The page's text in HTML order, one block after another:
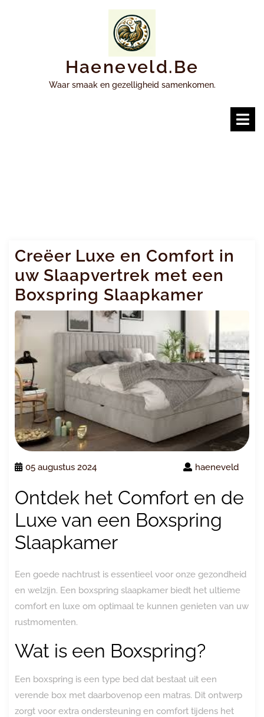
Haeneveld.be
Waar smaak en gezelligheid samenkomen.
Creëer Luxe en Comfort in
uw Slaapvertrek met een
Boxspring Slaapkamer
05 augustus 2024 haeneveld
Ontdek het Comfort en de
Luxe van een Boxspring
Slaapkamer
Een goede nachtrust is essentieel voor onze gezondheid
en welzijn. Een boxspring slaapkamer biedt het ultieme
comfort en luxe om optimaal te kunnen genieten van uw
rustmomenten.
Wat is een Boxspring?
Een boxspring is een type bed dat bestaat uit een
verende box met daarbovenop een matras. Dit ontwerp
zorgt voor extra ondersteuning en comfort tijdens het